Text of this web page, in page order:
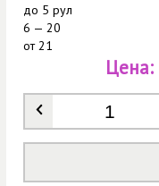
до 5 рул
6 — 20
от21
Количество
Цена: